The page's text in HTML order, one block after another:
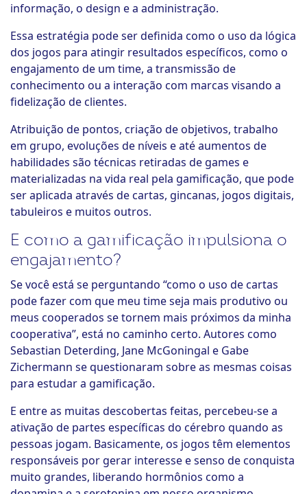
informação, o design e a administração.
Essa estratégia pode ser definida como o uso da lógica
dos jogos para atingir resultados específicos, como o
engajamento de um time, a transmissão de
conhecimento ou a interação com marcas visando a
fidelização de clientes.
Atribuição de pontos, criação de objetivos, trabalho
em grupo, evoluções de níveis e até aumentos de
habilidades são técnicas retiradas de games e
materializadas na vida real pela gamificação, que pode
ser aplicada através de cartas, gincanas, jogos digitais,
tabuleiros e muitos outros.
E como a gamificação impulsiona o
engajamento?
Se você está se perguntando “como o uso de cartas
pode fazer com que meu time seja mais produtivo ou
meus cooperados se tornem mais próximos da minha
cooperativa”, está no caminho certo. Autores como
Sebastian Deterding, Jane McGoningal e Gabe
Zichermann se questionaram sobre as mesmas coisas
para estudar a gamificação.
E entre as muitas descobertas feitas, percebeu-se a
ativação de partes específicas do cérebro quando as
pessoas jogam. Basicamente, os jogos têm elementos
responsáveis por gerar interesse e senso de conquista
muito grandes, liberando hormônios como a